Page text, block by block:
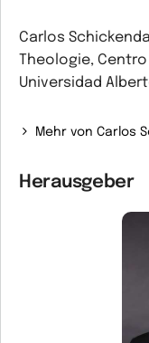
Carlos
Theologie,
Universidad
Mehr von Carlos
Herausgeber